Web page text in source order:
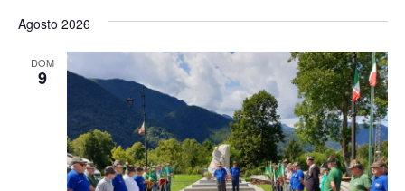
viste
la
Agosto 2026
DOM
9